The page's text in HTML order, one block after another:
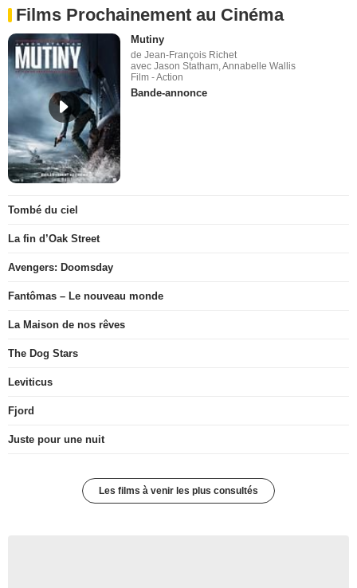
Films Prochainement au Cinéma
Mutiny
de Jean-François Richet
avec Jason Statham, Annabelle Wallis
Film - Action
Bande-annonce
Tombé du ciel
La fin d’Oak Street
Avengers: Doomsday
Fantômas – Le nouveau monde
La Maison de nos rêves
The Dog Stars
Leviticus
Fjord
Juste pour une nuit
Les films à venir les plus consultés